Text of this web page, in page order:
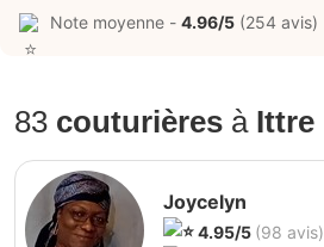
Note moyenne - 4.96/5 (254 avis)
83 couturières à Ittre
Joycelyn
4.95/5 (98 avis)